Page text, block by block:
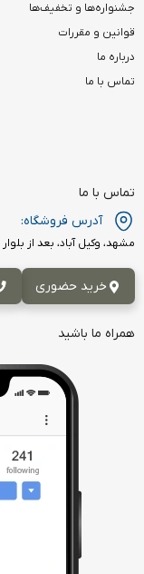
جشنواره‌ها و تخفیف‌ها
قوانین و مقررات
درباره ما
تماس با ما
تماس با ما
آدرس فروشگاه:
مشهد، وکیل آباد، بعد از بلوار دانش آموز،
خرید حضوری
همراه ما باشید